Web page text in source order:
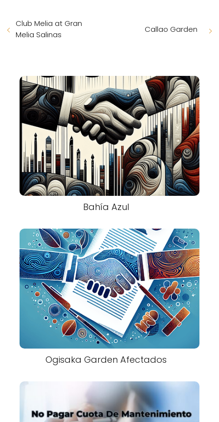
Club Melia at Gran
Melia Salinas
Callao Garden
Bahía Azul
Ogisaka Garden Afectados